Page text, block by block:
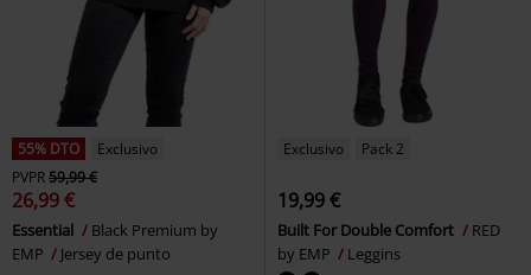
55% DTO
Exclusivo
PVPR59,99 €
26,99 €
Essential
Black Premium by
EMP
Jersey de punto
Exclusivo Pack 2
19,99 €
Built For Double Comfort
RED
by EMP
Leggins